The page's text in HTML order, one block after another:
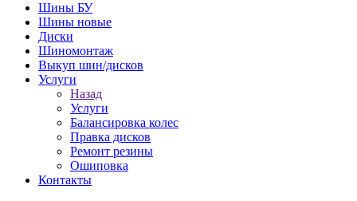
Шины БУ
Шины новые
Диски
Шиномонтаж
Выкуп шин/дисков
Услуги
Назад
Услуги
Балансировка колес
Правка дисков
Ремонт резины
Ошиповка
Контакты